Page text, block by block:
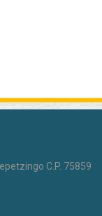
C.P. 75859